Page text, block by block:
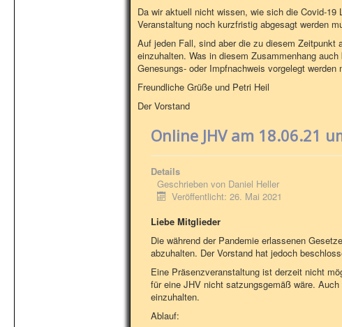
Da wir aktuell nicht wissen, wie sich die Covid-
Veranstaltung noch kurzfristig abgesagt werden
Auf jeden Fall, sind aber die zu diesem Zeitpunkt
einzuhalten. Was in diesem Zusammenhang
Genesungs- oder Impfnachweis vorgelegt werden
Freundliche Grüße und Petri Heil
Der Vorstand
Online JHV am 18.06.21
Details
Geschrieben von Daniel Heller
Veröffentlicht: 26. Mai 2021
Liebe Mitglieder
Die während der Pandemie erlassenen
abzuhalten. Der Vorstand hat jedoch
Eine Präsenzveranstaltung ist derzeit nicht
für eine JHV nicht satzungsgemäß wäre.
einzuhalten.
Ablauf: